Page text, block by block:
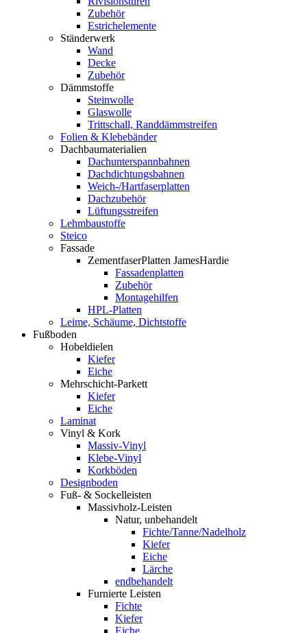
Zubehör
Estrichelemente
Ständerwerk
Wand
Decke
Zubehör
Dämmstoffe
Steinwolle
Glaswolle
Trittschall, Randdämmstreifen
Folien & Klebebänder
Dachbaumaterialien
Dachunterspannbahnen
Dachdichtungsbahnen
Weich-/Hartfaserplatten
Dachzubehör
Lüftungsstreifen
Lehmbaustoffe
Steico
Fassade
ZementfaserPlatten JamesHardie
Fassadenplatten
Zubehör
Montagehilfen
HPL-Platten
Leime, Schäume, Dichtstoffe
Fußboden
Hobeldielen
Kiefer
Eiche
Mehrschicht-Parkett
Kiefer
Eiche
Laminat
Vinyl & Kork
Massiv-Vinyl
Klebe-Vinyl
Korkböden
Designboden
Fuß- & Sockelleisten
Massivholz-Leisten
Natur, unbehandelt
Fichte/Tanne/Nadelholz
Kiefer
Eiche
Lärche
endbehandelt
Furnierte Leisten
Fichte
Kiefer
Eiche